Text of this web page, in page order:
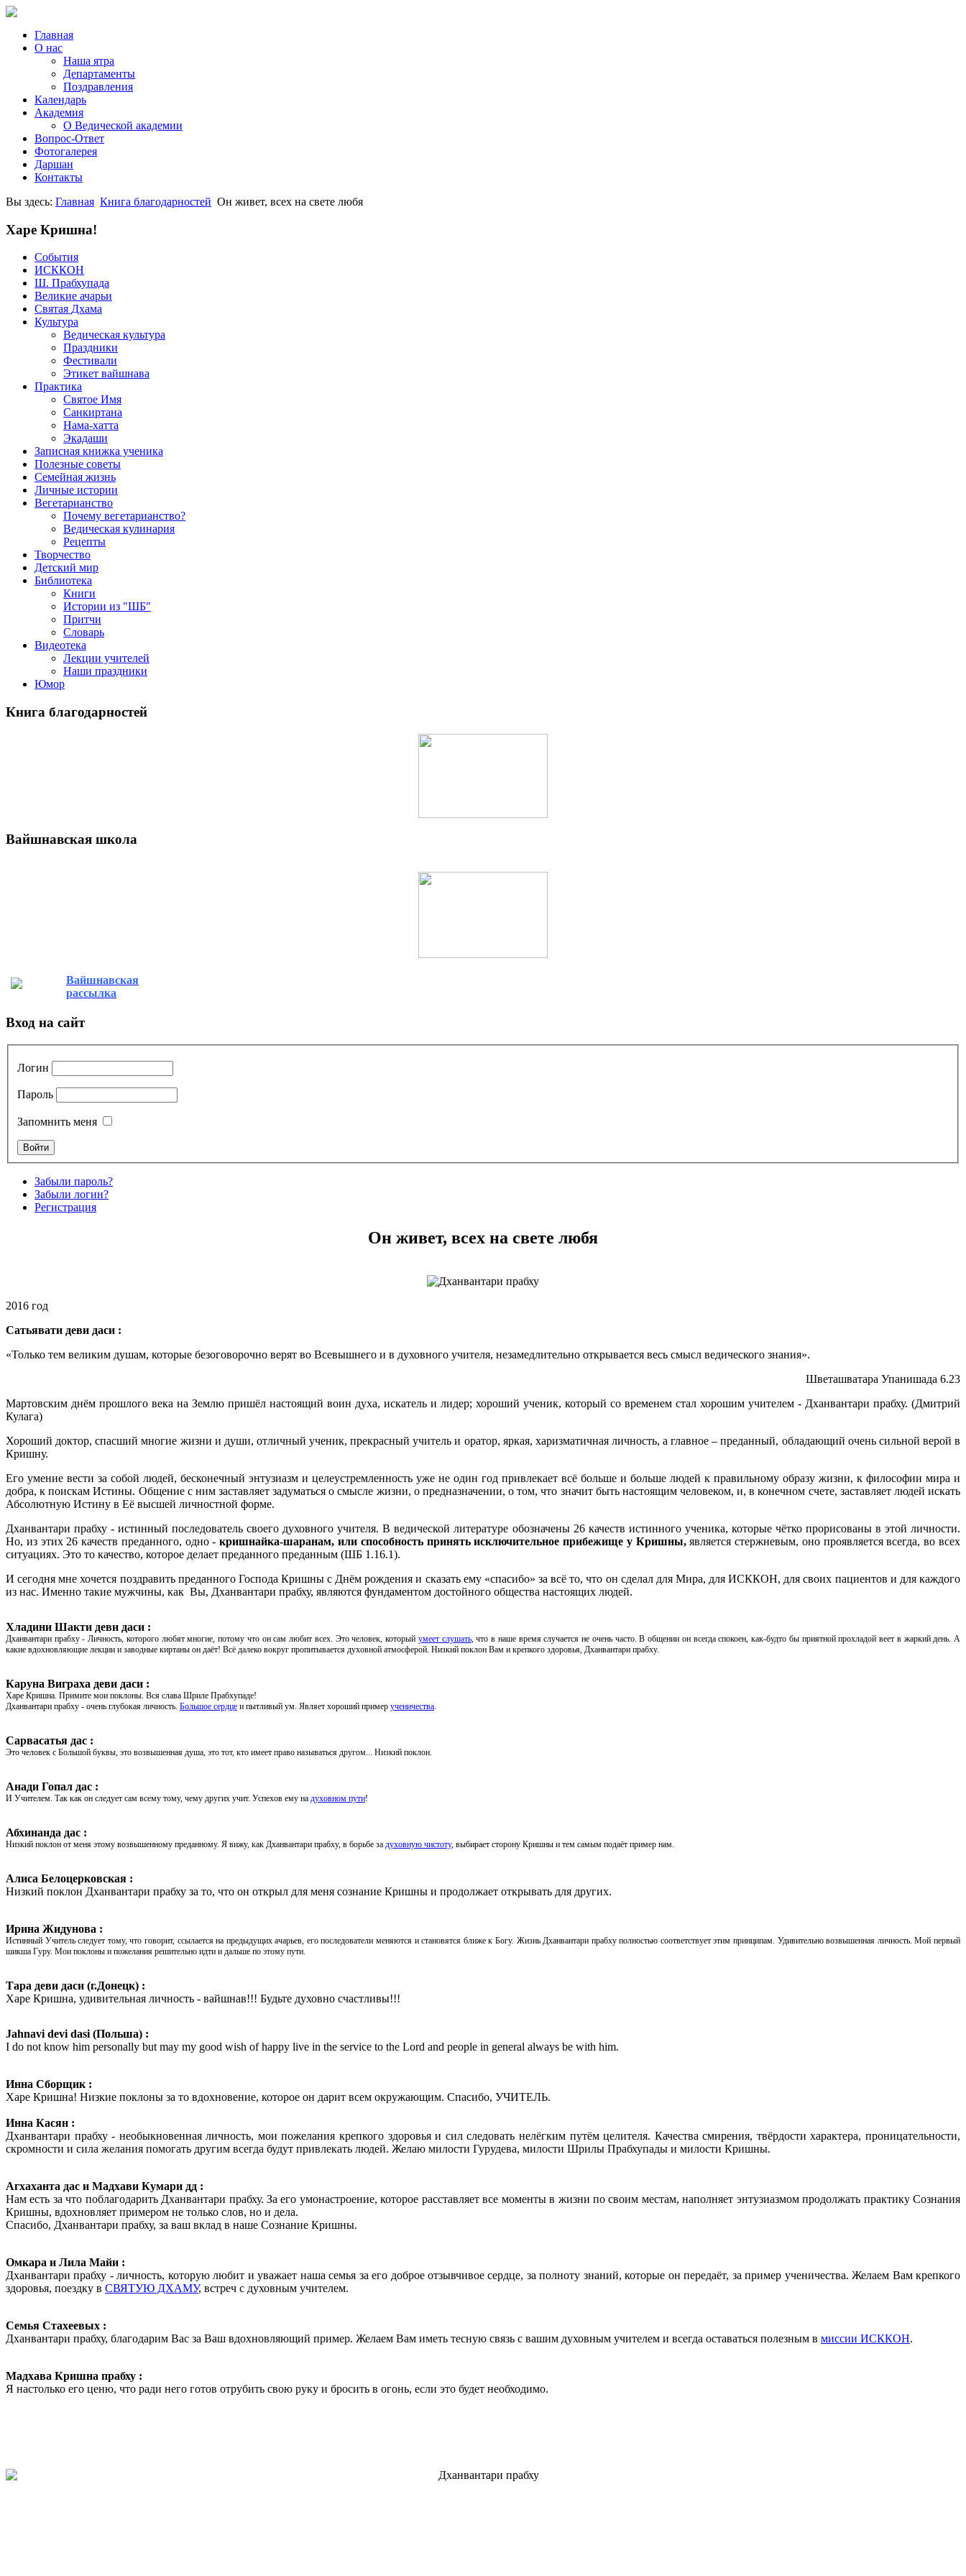
Главная
О нас
Наша ятра
Департаменты
Поздравления
Календарь
Академия
О Ведической академии
Вопрос-Ответ
Фотогалерея
Даршан
Контакты
Вы здесь: Главная Книга благодарностей Он живет, всех на свете любя
Харе Кришна!
События
ИСККОН
Ш. Прабхупада
Великие ачарьи
Святая Дхама
Культура
Ведическая культура
Праздники
Фестивали
Этикет вайшнава
Практика
Святое Имя
Санкиртана
Нама-хатта
Экадаши
Записная книжка ученика
Полезные советы
Семейная жизнь
Личные истории
Вегетарианство
Почему вегетарианство?
Ведическая кулинария
Рецепты
Творчество
Детский мир
Библиотека
Книги
Истории из "ШБ"
Притчи
Словарь
Видеотека
Лекции учителей
Наши праздники
Юмор
Книга благодарностей
Вайшнавская школа
Вайшнавская
рассылка
Вход на сайт
Логин
Пароль
Запомнить меня
Забыли пароль?
Забыли логин?
Регистрация
Он живет, всех на свете любя
2016 год
Сатьявати деви даси :
«Только тем великим душам, которые безоговорочно верят во Всевышнего и в духовного учителя, незамедлительно открывается весь смысл ведического знания».
Шветашватара Упанишада 6.23
Мартовским днём прошлого века на Землю пришёл настоящий воин духа, искатель и лидер; хороший ученик, который со временем стал хорошим учителем - Дханвантари прабху. (Дмитрий
Кулага)
Хороший доктор, спасший многие жизни и души, отличный ученик, прекрасный учитель и оратор, яркая, харизматичная личность, а главное – преданный, обладающий очень сильной верой в
Кришну.
Его умение вести за собой людей, бесконечный энтузиазм и целеустремленность уже не один год привлекает всё больше и больше людей к правильному образу жизни, к философии мира и
добра, к поискам Истины. Общение с ним заставляет задуматься о смысле жизни, о предназначении, о том, что значит быть настоящим человеком, и, в конечном счете, заставляет людей искать
Абсолютную Истину в Её высшей личностной форме.
Дханвантари прабху - истинный последователь своего духовного учителя. В ведической литературе обозначены 26 качеств истинного ученика, которые чётко прорисованы в этой личности.
Но, из этих 26 качеств преданного, одно -кришнайка-шаранам, или способность принять исключительное прибежище у Кришны,является стержневым, оно проявляется всегда, во всех
ситуациях. Это то качество, которое делает преданного преданным (ШБ 1.16.1).
И сегодня мне хочется поздравить преданного Господа Кришны с Днём рождения и сказать ему «спасибо» за всё то, что он сделал для Мира, для ИСККОН, для своих пациентов и для каждого
из нас. Именно такие мужчины, как Вы, Дханвантари прабху, являются фундаментом достойного общества настоящих людей.
Хладини Шакти деви даси :
Дханвантари прабху - Личность, которого любят многие, потому что он сам любит всех. Это человек, который умеет слушать, что в наше время случается не очень часто. В общении он всегда спокоен, как-будто бы приятной прохладой веет в жаркий день. А
какие вдохновляющие лекции и заводные киртаны он даёт! Всё далеко вокруг пропитывается духовной атмосферой. Низкий поклон Вам и крепкого здоровья, Дханвантари прабху.
Каруна Виграха деви даси :
Харе Кришна. Примите мои поклоны. Вся слава Шриле Прабхупаде!
Дханвантари прабху - очень глубокая личность. Большое сердце и пытливый ум. Являет хороший пример ученичества.
Сарвасатья дас :
Это человек с Большой буквы, это возвышенная душа, это тот, кто имеет право называться другом... Низкий поклон.
Анади Гопал дас :
И Учителем. Так как он следует сам всему тому, чему других учит. Успехов ему на духовном пути!
Абхинанда дас :
Низкий поклон от меня этому возвышенному преданному. Я вижу, как Дханвантари прабху, в борьбе за духовную чистоту, выбирает сторону Кришны и тем самым подаёт пример нам.
Алиса Белоцерковская :
Низкий поклон Дханвантари прабху за то, что он открыл для меня сознание Кришны и продолжает открывать для других.
Ирина Жидунова :
Истинный Учитель следует тому, что говорит, ссылается на предыдущих ачарьев, его последователи меняются и становятся ближе к Богу. Жизнь Дханвантари прабху полностью соответствует этим принципам. Удивительно возвышенная личность. Мой первый
шикша Гуру. Мои поклоны и пожелания решительно идти и дальше по этому пути.
Тара деви даси (г.Донецк) :
Харе Кришна, удивительная личность - вайшнав!!! Будьте духовно счастливы!!!
Jahnavi devi dasi (Польша) :
I do not know him personally but may my good wish of happy live in the service to the Lord and people in general always be with him.
Инна Сборщик :
Харе Кришна! Низкие поклоны за то вдохновение, которое он дарит всем окружающим. Спасибо, УЧИТЕЛЬ.
Инна Касян :
Дханвантари прабху - необыкновенная личность, мои пожелания крепкого здоровья и сил следовать нелёгким путём целителя. Качества смирения, твёрдости характера, проницательности,
скромности и сила желания помогать другим всегда будут привлекать людей. Желаю милости Гурудева, милости Шрилы Прабхупады и милости Кришны.
Агхаханта дас и Мадхави Кумари дд :
Нам есть за что поблагодарить Дханвантари прабху. За его умонастроение, которое расставляет все моменты в жизни по своим местам, наполняет энтузиазмом продолжать практику Сознания
Кришны, вдохновляет примером не только слов, но и дела.
Спасибо, Дханвантари прабху, за ваш вклад в наше Сознание Кришны.
Омкара и Лила Майи :
Дханвантари прабху - личность, которую любит и уважает наша семья за его доброе отзывчивое сердце, за полноту знаний, которые он передаёт, за пример ученичества. Желаем Вам крепкого
здоровья, поездку в СВЯТУЮ ДХАМУ, встреч с духовным учителем.
Семья Стахеевых :
Дханвантари прабху, благодарим Вас за Ваш вдохновляющий пример. Желаем Вам иметь тесную связь с вашим духовным учителем и всегда оставаться полезным в миссии ИСККОН.
Мадхава Кришна прабху :
Я настолько его ценю, что ради него готов отрубить свою руку и бросить в огонь, если это будет необходимо.